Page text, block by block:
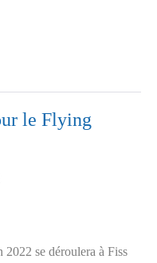
le Flying
se déroulera à Fiss